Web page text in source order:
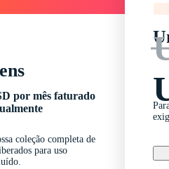
por mês faturado
coleção completa de
para uso